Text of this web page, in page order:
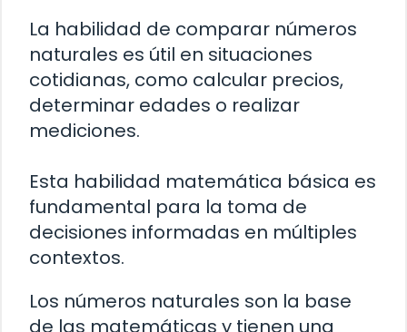
La habilidad de comparar números
naturales es útil en situaciones
cotidianas, como calcular precios,
determinar edades o realizar
mediciones.
Esta habilidad matemática básica es
fundamental para la toma de
decisiones informadas en múltiples
contextos.
Los números naturales son la base
de las matemáticas y tienen una